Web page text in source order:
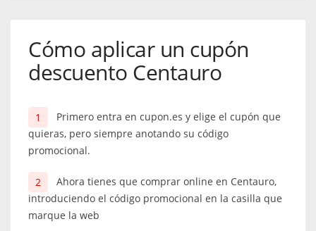
Cómo aplicar un cupón
descuento Centauro
Primero entra en cupon.es y elige el cupón que
quieras, pero siempre anotando su código
promocional.
Ahora tienes que comprar online en Centauro,
introduciendo el código promocional en la casilla que
marque la web